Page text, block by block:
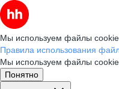
Мы используем файлы cookie,
Правила использования
Мы используем файлы cookie.
Понятно